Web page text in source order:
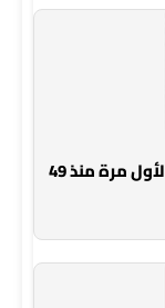
توتنهام يواجه خطر الهبوط: شبح يطارده لأول مرة منذ 49